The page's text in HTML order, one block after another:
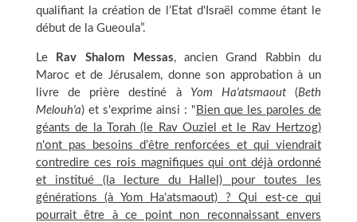
qualifiant la création de l’Etat d'Israël comme étant le
début de la Gueoula”.
Le Rav Shalom Messas, ancien Grand Rabbin du
Maroc et de Jérusalem, donne son approbation à un
livre de prière destiné à Yom Ha'atsmaout(Beth
Melouh'a) et s'exprime ainsi : " Bien que les paroles de
géants de la Torah (le Rav Ouziel et le Rav Hertzog)
n'ont pas besoins d’être renforcées et qui viendrait
contredire ces rois magnifiques qui ont déjà ordonné
et institué (la lecture du Hallel) pour toutes les
générations (à Yom Ha'atsmaout) ? Qui est-ce qui
pourrait être à ce point non reconnaissant envers